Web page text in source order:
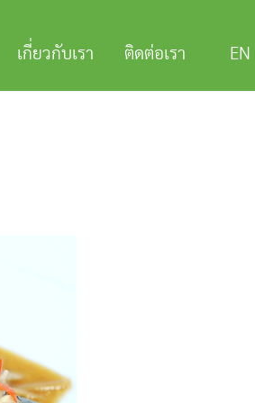
เกี่ยวกับเรา ติดต่อเรา EN